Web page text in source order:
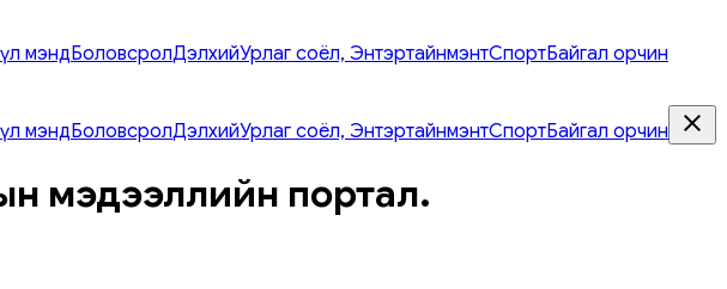
мэндБоловсролДэлхийУрлаг соёл, ЭнтэртайнмэнтСпортБайгал орчин
мэндБоловсролДэлхийУрлаг соёл, ЭнтэртайнмэнтСпортБайгал орчин
мэдээллийн портал.